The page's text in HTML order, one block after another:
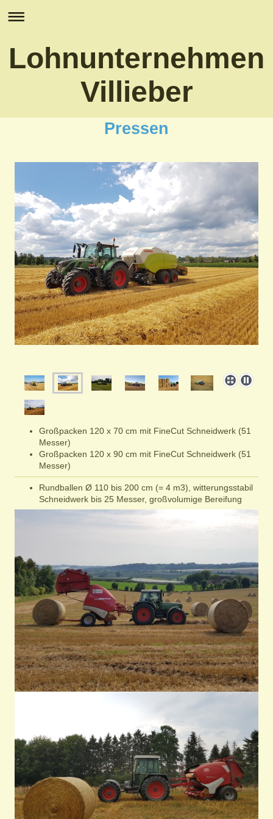
Lohnunternehmen
Villieber
Pressen
Großpacken 120 x 70 cm mit FineCut Schneidwerk (51
Messer)
Großpacken 120 x 90 cm mit FineCut Schneidwerk (51
Messer)
Rundballen Ø 110 bis 200 cm (= 4 m3), witterungsstabil
Schneidwerk bis 25 Messer, großvolumige Bereifung